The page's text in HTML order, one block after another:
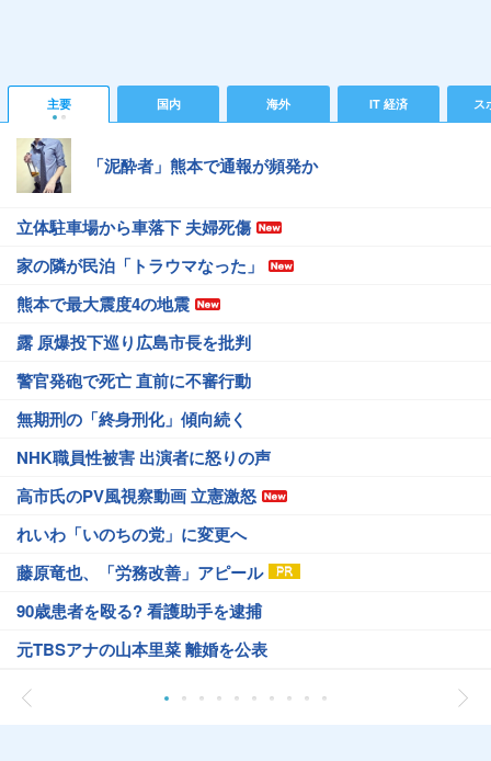
主要 国内 海外 IT 経済 ス
「泥酔者」熊本で通報が頻発か
立体駐車場から車落下 夫婦死傷
家の隣が民泊「トラウマなった」
熊本で最大震度4の地震
露 原爆投下巡り広島市長を批判
警官発砲で死亡 直前に不審行動
無期刑の「終身刑化」傾向続く
NHK職員性被害 出演者に怒りの声
高市氏のPV風視察動画 立憲激怒
れいわ「いのちの党」に変更へ
藤原竜也、「労務改善」アピール
90歳患者を殴る? 看護助手を逮捕
元TBSアナの山本里菜 離婚を公表